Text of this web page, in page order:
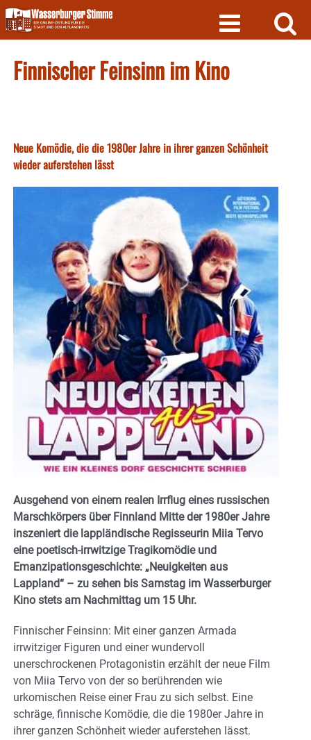
Skip
to
content
Finnischer Feinsinn im Kino
Neue Komödie, die die 1980er Jahre in ihrer ganzen Schönheit
wieder auferstehen lässt
Ausgehend von einem realen Irrflug eines ­russischen
Marschkörpers über Finnland Mitte der 1980er Jahre
inszeniert die lappländische Regisseurin Miia Tervo
eine poetisch-irrwitzige Tragikomödie und
Emanzipationsgeschichte: „Neuigkeiten aus
Lappland“ – zu sehen bis Samstag im Wasserburger
Kino stets am Nachmittag um 15 Uhr.
Finnischer Feinsinn: Mit einer ganzen Armada
irrwitziger Figuren und einer wundervoll
unerschrockenen Protagonistin erzählt der neue Film
von Miia Tervo von der so berührenden wie
urkomischen Reise einer Frau zu sich selbst. Eine
schräge, finnische Komödie, die die 1980er Jahre in
ihrer ganzen Schönheit wieder auferstehen lässt.